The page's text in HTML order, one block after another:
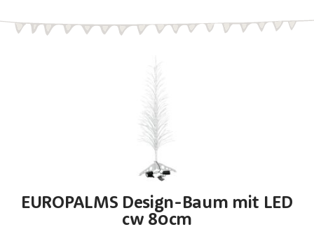
EUROPALMS Design-Baum mit LED
cw 80cm